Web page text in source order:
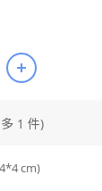
1 件)
cm)